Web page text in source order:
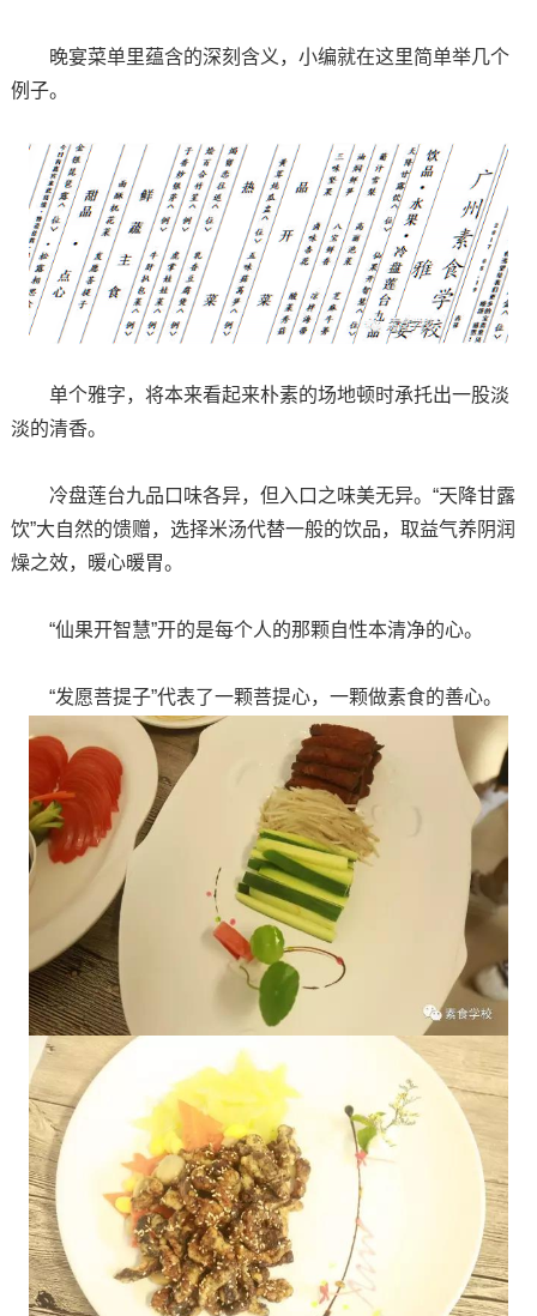
晚宴菜单里蕴含的深刻含义，小编就在这里简单举几个
例子。
单个雅字，将本来看起来朴素的场地顿时承托出一股淡
淡的清香。
冷盘莲台九品口味各异，但入口之味美无异。“天降甘露
饮”大自然的馈赠，选择米汤代替一般的饮品，取益气养阴润
燥之效，暖心暖胃。
“仙果开智慧”开的是每个人的那颗自性本清净的心。
“发愿菩提子”代表了一颗菩提心，一颗做素食的善心。